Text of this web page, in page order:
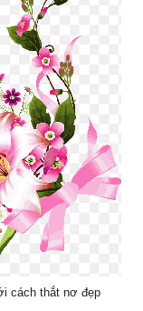
cách thắt nơ đẹp